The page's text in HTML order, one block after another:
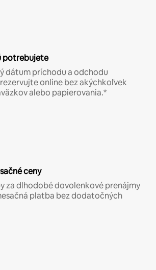
potrebujete
dátum príchodu a odchodu
online bez akýchkoľvek
alebo papierovania.*
ceny
za dlhodobé dovolenkové prenájmy
platba bez dodatočných